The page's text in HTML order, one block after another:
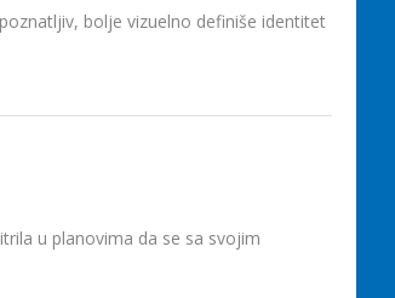
bolje vizuelno definiše identitet
u planovima da se sa svojim